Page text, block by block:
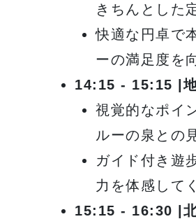
きちんとした
快適な円卓で
ーの満足度を
14:15 - 15:15 |
視覚的なポイ
ルーの泉との
ガイド付き遊
力を体感して
15:15 - 16:30 |